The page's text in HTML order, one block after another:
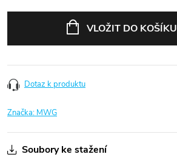
VLOŽIT DO KOŠÍKU
Dotaz k produktu
Značka: MWG
Soubory ke stažení